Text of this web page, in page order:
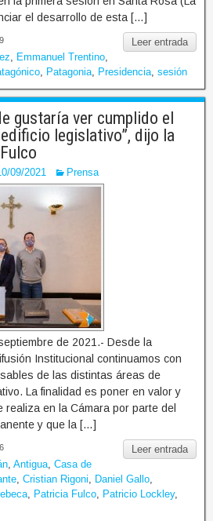
el desarrollo de esta […]
Leer entrada
Emmanuel Trentino
Patagonia Presidencia sesión
gustaría ver cumplido el
legislativo”, dijo la
09/2021 Prensa
de 2021.- Desde la
Institucional continuamos con
de las distintas áreas de
La finalidad es poner en valor y
en la Cámara por parte del
y que la […]
Leer entrada
Antigua Casa de
Cristian Rigoni Daniel Gallo
Patricia Fulco Patricio Lockley,